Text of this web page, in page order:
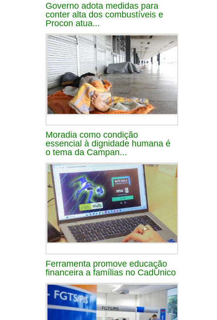
Governo adota medidas para
conter alta dos combustíveis e
Procon atua...
Moradia como condição
essencial à dignidade humana é
o tema da Campan...
Ferramenta promove educação
financeira a famílias no CadÚnico